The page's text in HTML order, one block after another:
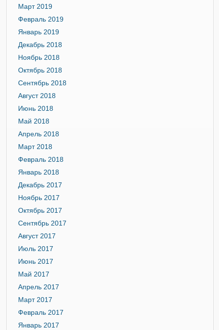
Март 2019
Февраль 2019
Январь 2019
Декабрь 2018
Ноябрь 2018
Октябрь 2018
Сентябрь 2018
Август 2018
Июнь 2018
Май 2018
Апрель 2018
Март 2018
Февраль 2018
Январь 2018
Декабрь 2017
Ноябрь 2017
Октябрь 2017
Сентябрь 2017
Август 2017
Июль 2017
Июнь 2017
Май 2017
Апрель 2017
Март 2017
Февраль 2017
Январь 2017